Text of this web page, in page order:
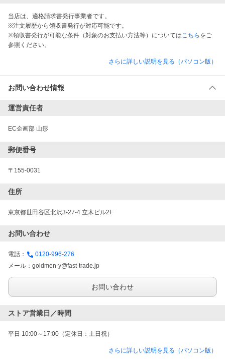
当店は、適格請求書発行事業者です。
※注文履歴から領収書発行が対応可能です。
※領収書発行が可能な条件（対象のお支払い方法等）についてはこちら をご
参照ください。
さらに詳しい説明を見る（パソコン版）
お問い合わせ情報
運営責任者
EC企画部 山形
郵便番号
〒155-0031
住所
東京都世田谷区北沢3-27-4 立木ビル2F
お問い合わせ
電話：
0120-996-276
メール： goldmen-y@fast-trade.jp
お問い合わせ
ストア営業日／時間
平日 10:00～17:00（定休日：土日祝）
さらに詳しい説明を見る（パソコン版）